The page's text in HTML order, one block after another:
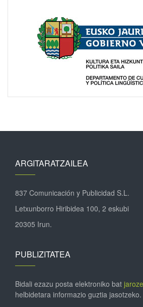
ARGITARATZAILEA
837 Comunicación y Publicidad S.L.
Letxunborro Hiribidea 100, 2 eskubi
20305 Irun.
PUBLIZITATEA
Bidali ezazu posta elektroniko bat
helbidetara informazio guztia jasotzeko.